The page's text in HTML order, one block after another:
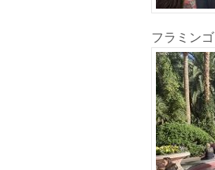
フラミンゴ